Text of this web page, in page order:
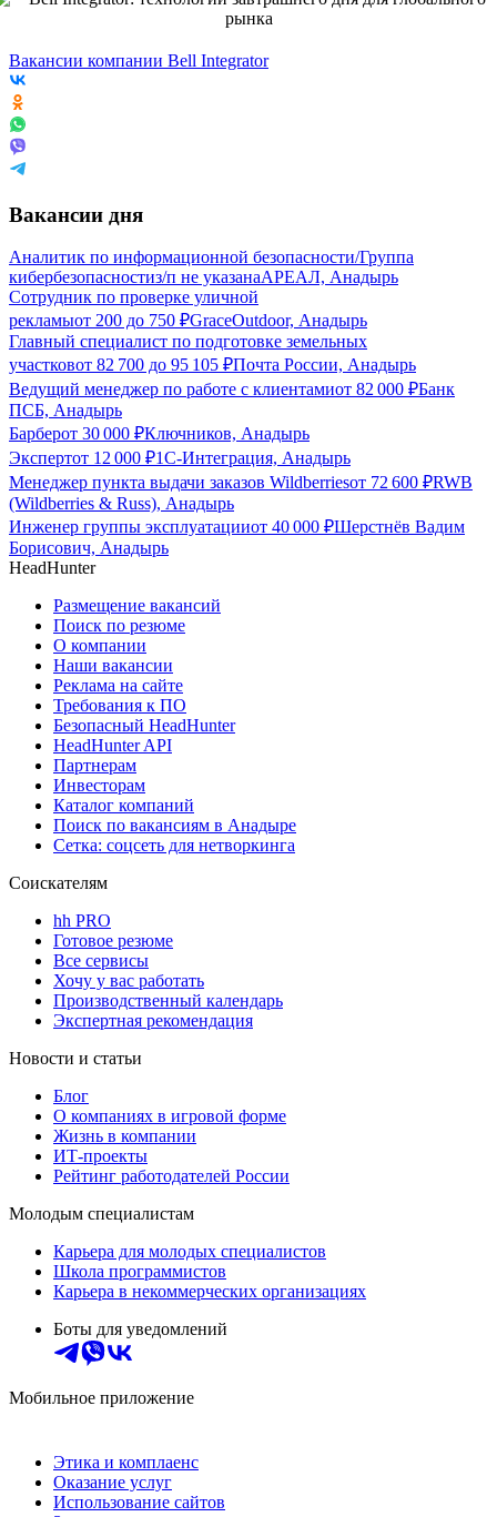
Вакансии компании Bell Integrator
Вакансии дня
Аналитик по информационной безопасности/Группа
кибербезопасностиз/п не указанаАРЕАЛ, Анадырь
Сотрудник по проверке уличной
рекламыот 200 до 750 ₽GraceOutdoor, Анадырь
Главный специалист по подготовке земельных
участковот 82 700 до 95 105 ₽Почта России, Анадырь
Ведущий менеджер по работе с клиентамиот 82 000 ₽Банк
ПСБ, Анадырь
Барберот 30 000 ₽Ключников, Анадырь
Экспертот 12 000 ₽1С-Интеграция, Анадырь
Менеджер пункта выдачи заказов Wildberriesот 72 600 ₽RWB
(Wildberries & Russ), Анадырь
Инженер группы эксплуатацииот 40 000 ₽Шерстнёв Вадим
Борисович, Анадырь
HeadHunter
Размещение вакансий
Поиск по резюме
О компании
Наши вакансии
Реклама на сайте
Требования к ПО
Безопасный HeadHunter
HeadHunter API
Партнерам
Инвесторам
Каталог компаний
Поиск по вакансиям в Анадыре
Сетка: соцсеть для нетворкинга
Соискателям
hh PRO
Готовое резюме
Все сервисы
Хочу у вас работать
Производственный календарь
Экспертная рекомендация
Новости и статьи
Блог
О компаниях в игровой форме
Жизнь в компании
ИТ-проекты
Рейтинг работодателей России
Молодым специалистам
Карьера для молодых специалистов
Школа программистов
Карьера в некоммерческих организациях
Боты для уведомлений
Мобильное приложение
Этика и комплаенс
Оказание услуг
Использование сайтов